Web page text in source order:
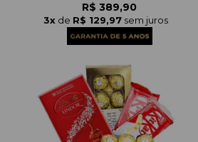
R$ 389,90
3x de R$ 129,97 sem juros